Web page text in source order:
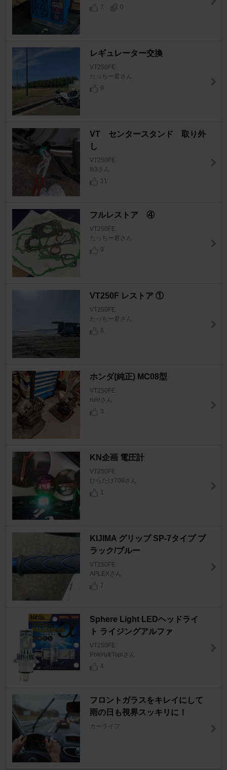
7
0
レギュレーター交換
VT250FE
たっちー君さん
9
VT センタースタンド 取り外
し
VT250FE
tk3さん
11
フルレストア ④
VT250FE
たっちー君さん
9
VT250F レストア ①
VT250FE
たっちー君さん
6
ホンダ(純正) MC08型
VT250FE
ruleさん
3
KN企画 電圧計
VT250FE
ひらたけ708さん
1
KIJIMA グリップ SP-7タイプ ブ
ラック/ブルー
VT250FE
APLEXさん
7
Sphere Light LEDヘッドライ
ト ライジングアルファ
VT250FE
Pokiru&Topiさん
4
フロントガラスをキレイにして
雨の日も視界スッキリに！
カーライフ